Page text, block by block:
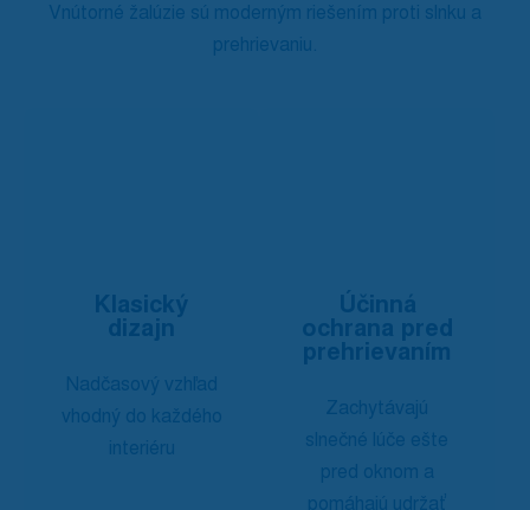
Vnútorné žalúzie sú moderným riešením proti slnku a
prehrievaniu.
Klasický
dizajn
Nadčasový vzhľad
vhodný do každého
interiéru
Účinná
ochrana pred
prehrievaním
Zachytávajú
slnečné lúče ešte
pred oknom a
pomáhajú udržať